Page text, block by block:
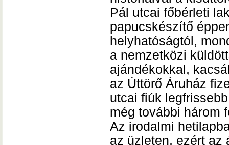
Pál utcai főbérleti
papucskészítő
helyhatóságtól,
a nemzetközi
ajándékokkal,
az Úttörő Áruház
utcai fiúk
még további három
Az irodalmi
az üzleten, ezért az